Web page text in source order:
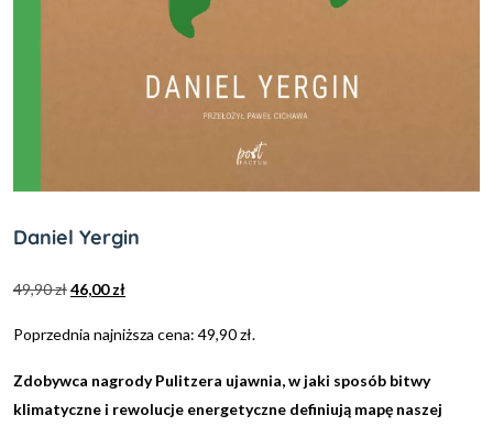
Daniel Yergin
49,90zł46,00zł
Poprzednia najniższa cena: 49,90zł.
Zdobywca nagrody Pulitzera ujawnia, w jaki sposób bitwy
klimatyczne i rewolucje energetyczne definiują mapę naszej